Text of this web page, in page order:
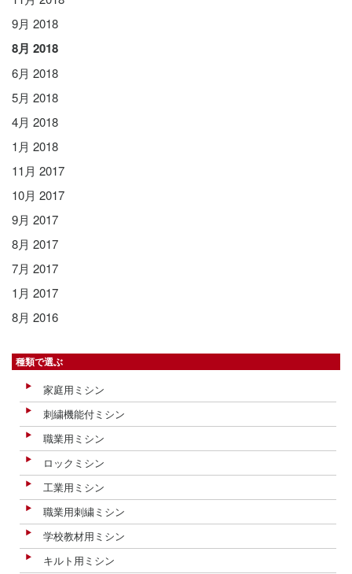
9月 2018
8月 2018
6月 2018
5月 2018
4月 2018
1月 2018
11月 2017
10月 2017
9月 2017
8月 2017
7月 2017
1月 2017
8月 2016
種類で選ぶ
家庭用ミシン
刺繍機能付ミシン
職業用ミシン
ロックミシン
工業用ミシン
職業用刺繍ミシン
学校教材用ミシン
キルト用ミシン